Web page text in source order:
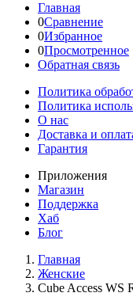
Главная
0Сравнение
0Избранное
0Просмотренное
Обратная связь
Политика
Политика
О нас
Доставка и
Гарантия
Приложения
Магазин
Поддержка
Хаб
Блог
Главная
Женскиe
Cube Access WS